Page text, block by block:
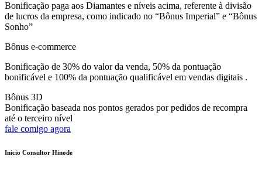
Bonificação paga aos Diamantes e níveis acima, referente à divisão
de lucros da empresa, como indicado no “Bônus Imperial” e “Bônus
Sonho”
Bônus e-commerce
Bonificação de 30% do valor da venda, 50% da pontuação
bonificável e 100% da pontuação qualificável em vendas digitais .
Bônus 3D
Bonificação baseada nos pontos gerados por pedidos de recompra
até o terceiro nível
fale comigo agora
Inicio Consultor Hinode